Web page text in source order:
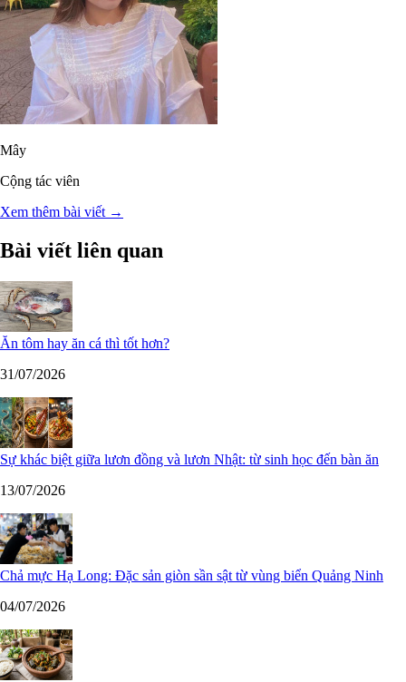
Mây
Cộng tác viên
Xem thêm bài viết →
Bài viết liên quan
Ăn tôm hay ăn cá thì tốt hơn?
31/07/2026
Sự khác biệt giữa lươn đồng và lươn Nhật: từ sinh học đến bàn ăn
13/07/2026
Chả mực Hạ Long: Đặc sản giòn sần sật từ vùng biển Quảng Ninh
04/07/2026